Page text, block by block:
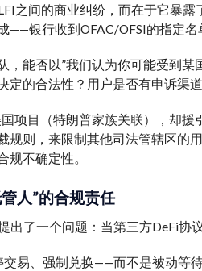
之间的商业纠纷，而在于它暴露
——银行收到OFAC/OFSI的指定
，能否以”我们认为你可能受到
定的合法性？用户是否有申诉渠
项目（特朗普家族关联），却援引
规则，来限制其他司法管辖区的
规不确定性。
人”的合规责任
出了一个问题：当第三方DeFi协
易、强制兑换——而不是被动等